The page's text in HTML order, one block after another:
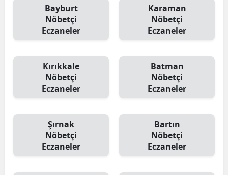
Bayburt
Nöbetçi
Eczaneler
Karaman
Nöbetçi
Eczaneler
Kırıkkale
Nöbetçi
Eczaneler
Batman
Nöbetçi
Eczaneler
Şırnak
Nöbetçi
Eczaneler
Bartın
Nöbetçi
Eczaneler